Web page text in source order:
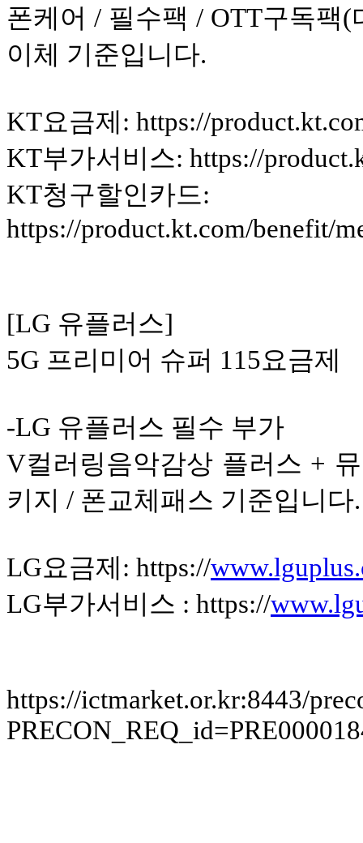
폰케어 / 필수팩 / OTT구독팩
이체 기준입니다.
KT요금제: https://
KT부가서비스: https://
KT청구할인카드:
https://product.kt.com/benefit/
[LG 유플러스]
5G 프리미어 슈퍼 115요금제
-LG 유플러스 필수 부가
V컬러링음악감상 플러스 +
키지 / 폰교체패스 기준입니다.
LG요금제: https://
LG부가서비스 : https://
https://ictmarket.or.kr:8443/